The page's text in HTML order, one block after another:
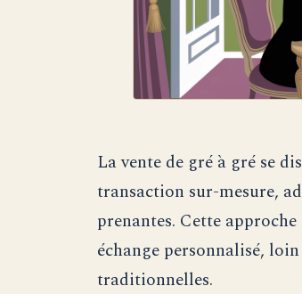
La vente de gré à gré se
transaction sur-mesure,
prenantes. Cette
échange personnalisé,
traditionnelles.